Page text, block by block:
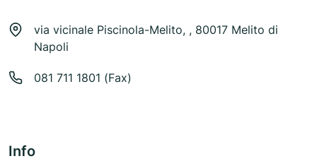
via vicinale Piscinola-Melito, , 80017 Melito di
Napoli
081 711 1801 (Fax)
Info